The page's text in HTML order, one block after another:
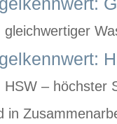
gleichwertiger
HSW – höchster
in